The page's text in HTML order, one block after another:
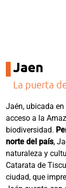
Jaen
La puerta
Jaén, ubicada en
acceso a la
biodiversidad.
norte del país,
naturaleza y
Catarata de
ciudad, que